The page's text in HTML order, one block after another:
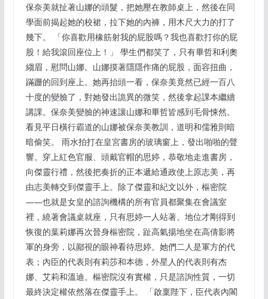
保奈美就扯著山娜的頭髮，把她壓在教師桌上，然後在同
學面前揭起她的校裙，拉下她的內褲，用木尺大力的打了
幾下。 「你喜歡用橡筋射我的屁股嗎？我也喜歡打你的屁
股！給我滾回座位上！」 學生們都笑了，只有畢哲和利奧
縐眉，慰問山娜。山娜摸著隱隱作痛的屁股，面容扭曲，
蹣跚的回到座上。她再抬頭一看，保奈美竟然已經一百八
十度的變臉了，對她發出詭異的微笑，然後拿起課本繼續
講課。保奈美變臉的神速讓山娜和畢哲皆感到毛骨悚然。
看見平日橫行霸道的山娜被保奈美教訓，道明和儒雅則暗
暗偷笑。 雨水拍打在皇宮書房的玻璃窗上，發出啪啪的聲
響。穿上紅色官服、頭戴官帽的思婷，恭敬地走進書房，
向傑靈行禮，然後把奏折的正本遞給通政使上原志美，再
由志美轉交到傑靈手上。除了傑靈和紀文以外，樞密院
——也就是女皇的諮詢機構的所有官員都聚集在會議室
裡，繞著會議桌就座，只有思婷一人站著。地位才剛得到
恢復的葉莉娜再次晉身樞密院，趾高氣揚地坐在高倩影將
軍的身旁，以鄙視的眼神看待思婷。她們二人是軍方的代
表；內臣的代表則有莉莎和本德，外星人的代表則有杰
娜、艾莉和溫迪。樞密院沒有實權，只是諮詢性質，一切
最終決定權依然落在傑靈手上。 「啟稟陛下，臣代表內閣